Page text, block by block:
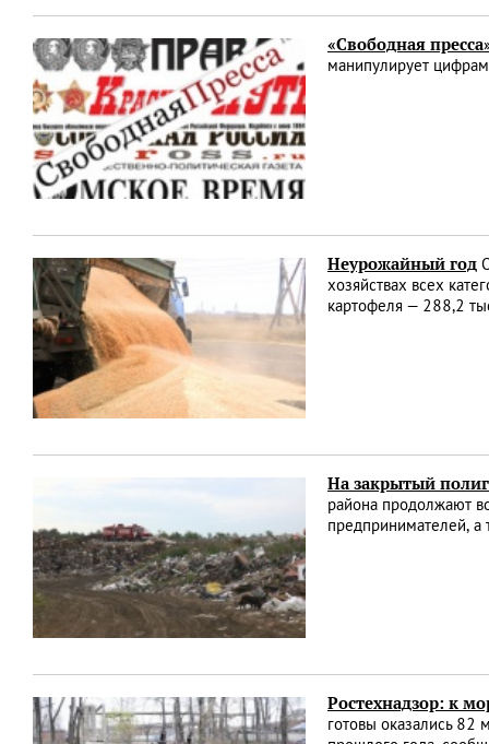
«Свободная
манипулирует
Неурожайный год
хозяйствах всех
картофеля — 288,2
На закрытый
района продолжают
предпринимателей, а
Ростехнадзор: к
готовы оказались 82